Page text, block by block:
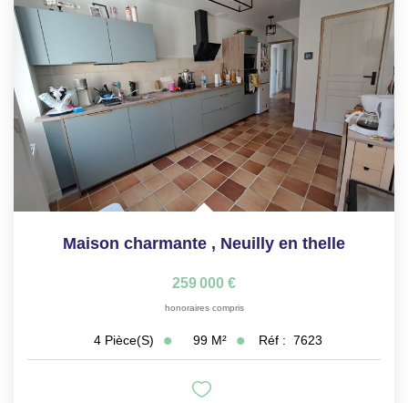
Maison charmante , Neuilly en thelle
259 000 €
honoraires compris
4 Pièce(s) 99 M² Réf : 7623